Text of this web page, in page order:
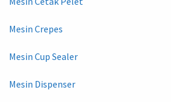
Mesin Crepes
Mesin Cup Sealer
Mesin Dispenser